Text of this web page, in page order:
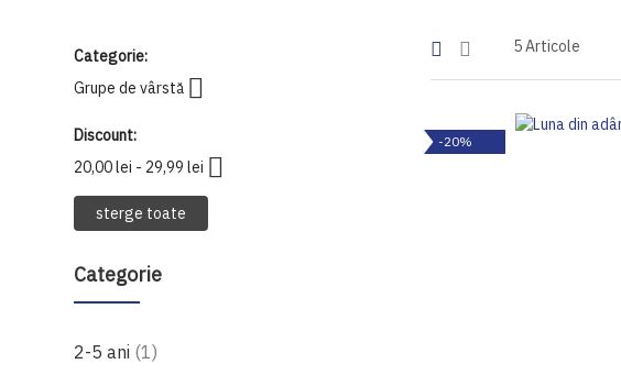
Categorie
Grupe de vârstă
Discount
20,00 lei - 29,99 lei
sterge toate
Categorie
2-5 ani 1produs
5Articole
-20%